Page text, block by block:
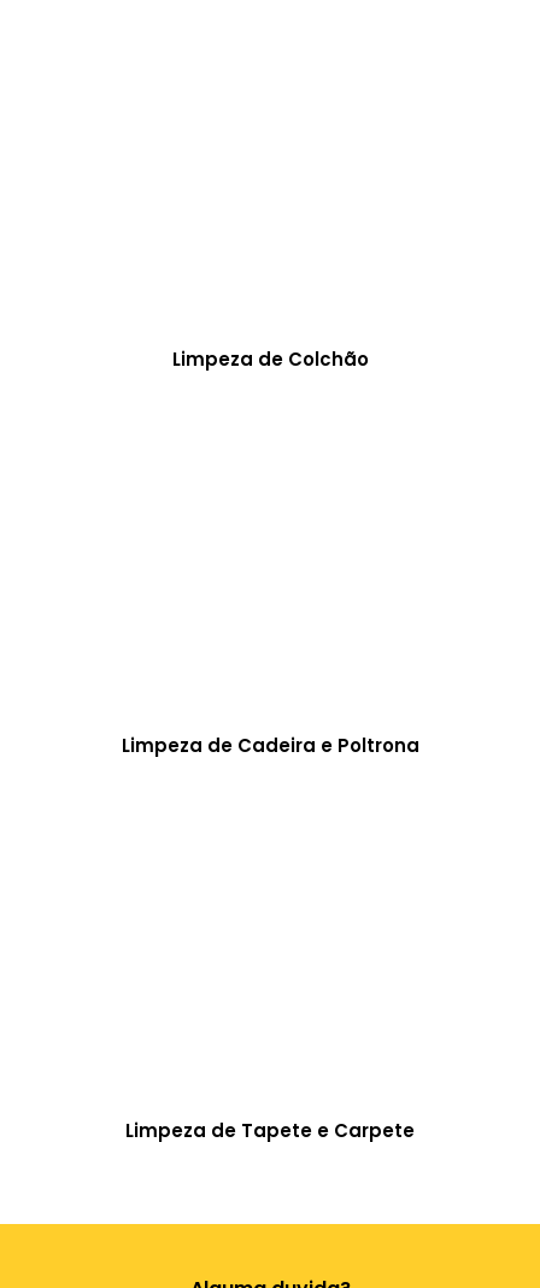
Limpeza de Colchão
Limpeza de Cadeira e Poltrona
Limpeza de Tapete e Carpete